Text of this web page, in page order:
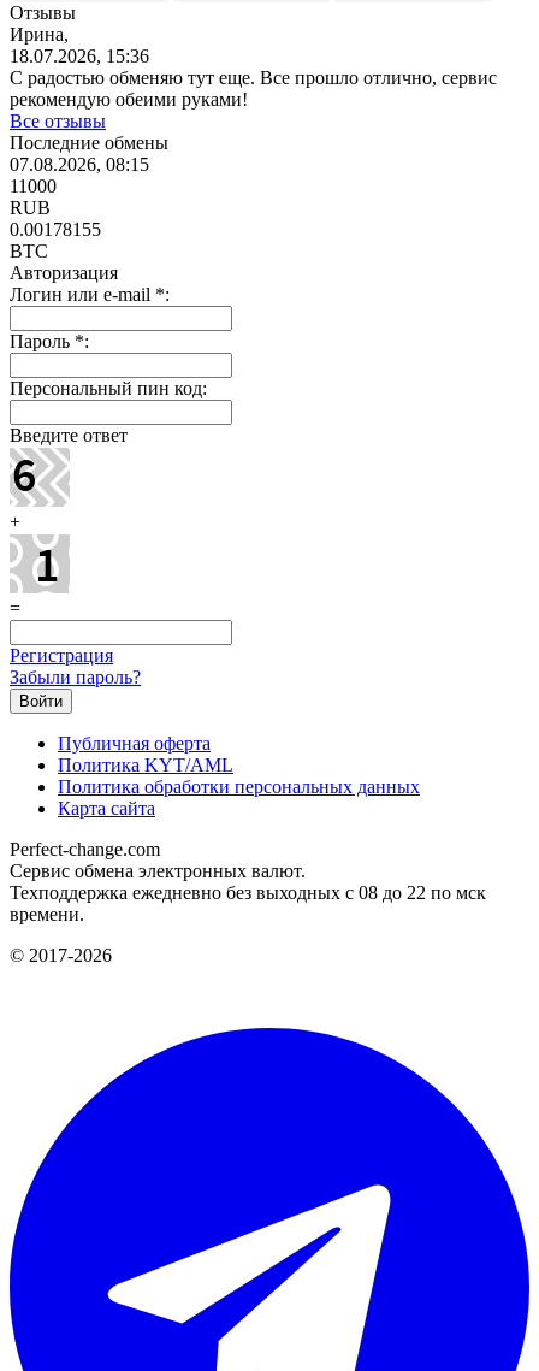
Отзывы
Ирина,
18.07.2026, 15:36
С радостью обменяю тут еще. Все прошло отлично, сервис
рекомендую обеими руками!
Все отзывы
Последние обмены
07.08.2026, 08:15
11000
RUB
0.00178155
BTC
Авторизация
Логин или e-mail *:
Пароль *:
Персональный пин код:
Введите ответ
+
=
Регистрация
Забыли пароль?
Публичная оферта
Политика KYT/AML
Политика обработки персональных данных
Карта сайта
Perfect-change.com
Сервис обмена электронных валют.
Техподдержка ежедневно без выходных с 08 до 22 по мск
времени.
© 2017-2026